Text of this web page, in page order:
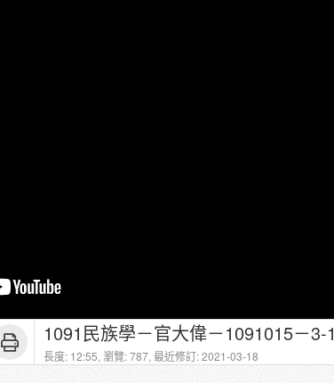
1091民族學－官大偉－1091015－3-1
長度: 12:55, 瀏覽: 787, 最近修訂: 2021-03-18